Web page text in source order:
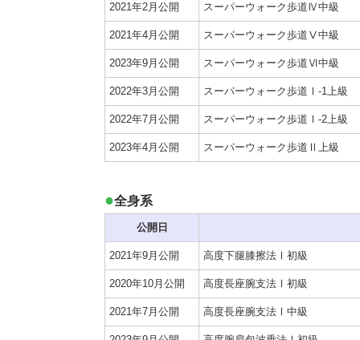
2021年2月公開 スーパーウォーク歩道Ⅳ中級
2021年4月公開 スーパーウォーク歩道Ⅴ中級
2023年9月公開 スーパーウォーク歩道Ⅵ中級
2022年3月公開 スーパーウォーク歩道Ⅰ-1上級
2022年7月公開 スーパーウォーク歩道Ⅰ-2上級
2023年4月公開 スーパーウォーク歩道Ⅱ上級
全身系
公開日
2021年9月公開 高度下腿膝擦法Ⅰ初級
2020年10月公開 高度長座腕支法Ⅰ初級
2021年7月公開 高度長座腕支法Ⅰ中級